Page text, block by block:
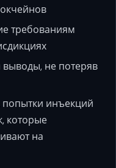
требованиям
не потеряв
попытки инъекций
которые
на